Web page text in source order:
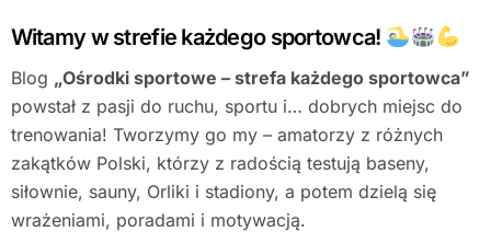
Witamy w strefie każdego sportowca!
Blog „Ośrodki sportowe – strefa każdego sportowca”
powstał z pasji do ruchu, sportu i… dobrych miejsc do
trenowania! Tworzymy go my – amatorzy z różnych
zakątków Polski, którzy z radością testują baseny,
siłownie, sauny, Orliki i stadiony, a potem dzielą się
wrażeniami, poradami i motywacją.